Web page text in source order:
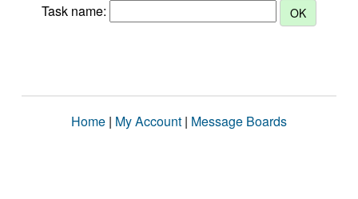
Task name:
Home | My Account | Message Boards